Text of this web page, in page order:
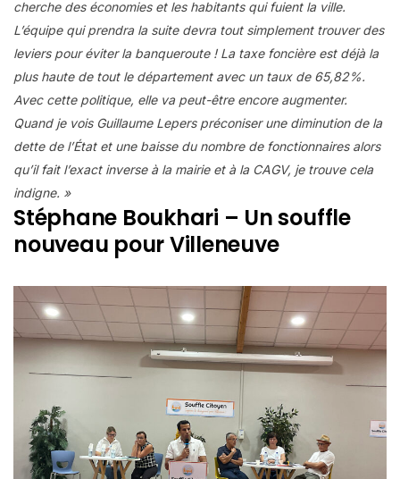
cherche des économies et les habitants qui fuient la ville.
L’équipe qui prendra la suite devra tout simplement trouver des
leviers pour éviter la banqueroute ! La taxe foncière est déjà la
plus haute de tout le département avec un taux de 65,82%.
Avec cette politique, elle va peut-être encore augmenter.
Quand je vois Guillaume Lepers préconiser une diminution de la
dette de l’État et une baisse du nombre de fonctionnaires alors
qu’il fait l’exact inverse à la mairie et à la CAGV, je trouve cela
indigne. »
Stéphane Boukhari – Un souffle
nouveau pour Villeneuve